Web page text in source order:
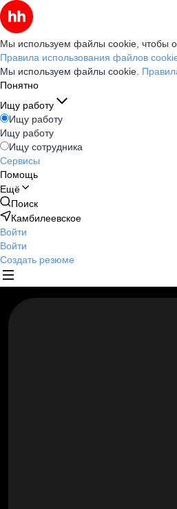
Мы используем файлы cookie, чтобы
Правила использования файлов
Мы используем файлы cookie.
Понятно
Ищу работу
Ищу работу
Ищу работу
Ищу сотрудника
Сервисы
Помощь
Ещё
Поиск
Камбилеевское
Войти
Войти
Создать резюме